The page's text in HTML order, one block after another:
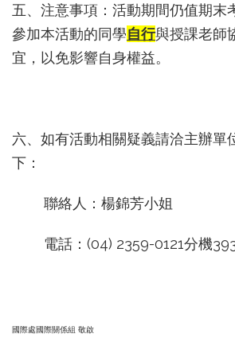
五、注意事項：活動期間仍值期末
參加本活動的同學自行與授課老師
宜，以免影響自身權益。
六、如有活動相關疑義請洽主辦單
下：
聯絡人：楊錦芳小姐
電話：(04) 2359-0121分機
國際處國際關係組 敬啟